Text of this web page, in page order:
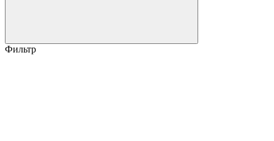
Фильтр